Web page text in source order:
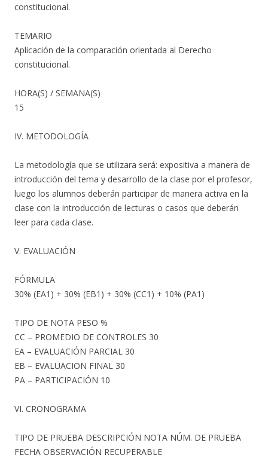
constitucional.
TEMARIO
Aplicación de la comparación orientada al Derecho
constitucional.
HORA(S) / SEMANA(S)
15
IV. METODOLOGÍA
La metodología que se utilizara será: expositiva a manera de
introducción del tema y desarrollo de la clase por el profesor,
luego los alumnos deberán participar de manera activa en la
clase con la introducción de lecturas o casos que deberán
leer para cada clase.
V. EVALUACIÓN
FÓRMULA
30% (EA1) + 30% (EB1) + 30% (CC1) + 10% (PA1)
TIPO DE NOTA PESO %
CC – PROMEDIO DE CONTROLES 30
EA – EVALUACIÓN PARCIAL 30
EB – EVALUACION FINAL 30
PA – PARTICIPACIÓN 10
VI. CRONOGRAMA
TIPO DE PRUEBA DESCRIPCIÓN NOTA NÚM. DE PRUEBA
FECHA OBSERVACIÓN RECUPERABLE